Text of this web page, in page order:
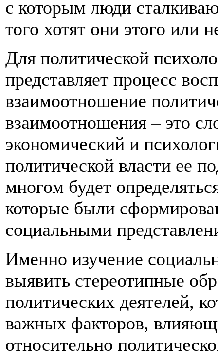
с которым люди
того хотят они этого или
Для политической
представляет процесс
взаимоотношение
взаимоотношения – это
экономический и
политической власти ее
многом будет
которые были
социальными
Именно изучение
выявить стереотипные
политических деятелей,
важных факторов,
относительно